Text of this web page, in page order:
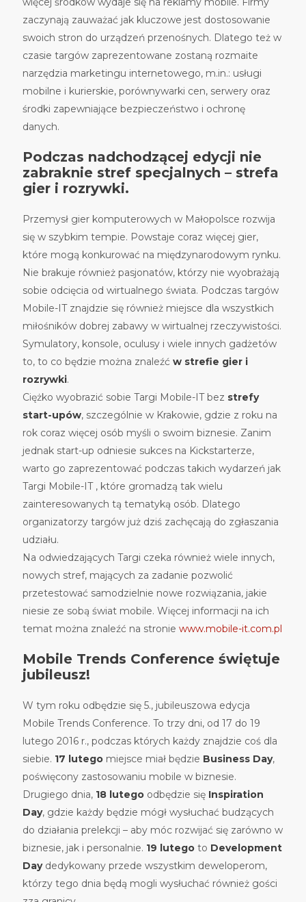
zaczynają zauważać jak kluczowe jest dostosowanie
swoich stron do urządzeń przenośnych. Dlatego też w
czasie targów zaprezentowane zostaną rozmaite
narzędzia marketingu internetowego, m.in.: usługi
mobilne i kurierskie, porównywarki cen, serwery oraz
środki zapewniające bezpieczeństwo i ochronę
danych.
Podczas nadchodzącej edycji nie
zabraknie stref specjalnych – strefa
gier i rozrywki.
Przemysł gier komputerowych w Małopolsce rozwija
się w szybkim tempie. Powstaje coraz więcej gier,
które mogą konkurować na międzynarodowym rynku.
Nie brakuje również pasjonatów, którzy nie wyobrażają
sobie odcięcia od wirtualnego świata. Podczas targów
Mobile-IT znajdzie się również miejsce dla wszystkich
miłośników dobrej zabawy w wirtualnej rzeczywistości.
Symulatory, konsole, oculusy i wiele innych gadżetów
to, to co będzie można znaleźć w strefie gier i
rozrywki.
Ciężko wyobrazić sobie Targi Mobile-IT bez strefy
start-upów, szczególnie w Krakowie, gdzie z roku na
rok coraz więcej osób myśli o swoim biznesie. Zanim
jednak start-up odniesie sukces na Kickstarterze,
warto go zaprezentować podczas takich wydarzeń jak
Targi Mobile-IT , które gromadzą tak wielu
zainteresowanych tą tematyką osób. Dlatego
organizatorzy targów już dziś zachęcają do zgłaszania
udziału.
Na odwiedzających Targi czeka również wiele innych,
nowych stref, mających za zadanie pozwolić
przetestować samodzielnie nowe rozwiązania, jakie
niesie ze sobą świat mobile. Więcej informacji na ich
temat można znaleźć na stronie www.mobile-it.com.pl
Mobile Trends Conference świętuje
jubileusz!
W tym roku odbędzie się 5., jubileuszowa edycja
Mobile Trends Conference. To trzy dni, od 17 do 19
lutego 2016 r., podczas których każdy znajdzie coś dla
siebie. 17 lutego miejsce miał będzie Business Day,
poświęcony zastosowaniu mobile w biznesie.
Drugiego dnia, 18 lutego odbędzie się Inspiration
Day, gdzie każdy będzie mógł wysłuchać budzących
do działania prelekcji – aby móc rozwijać się zarówno w
biznesie, jak i personalnie. 19 lutego to Development
Daydedykowany przede wszystkim deweloperom,
którzy tego dnia będą mogli wysłuchać również gości